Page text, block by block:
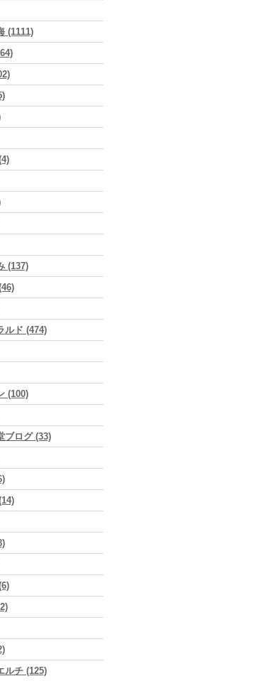
(1111)
(137)
ルド (474)
(100)
ブログ (33)
ルチ (125)